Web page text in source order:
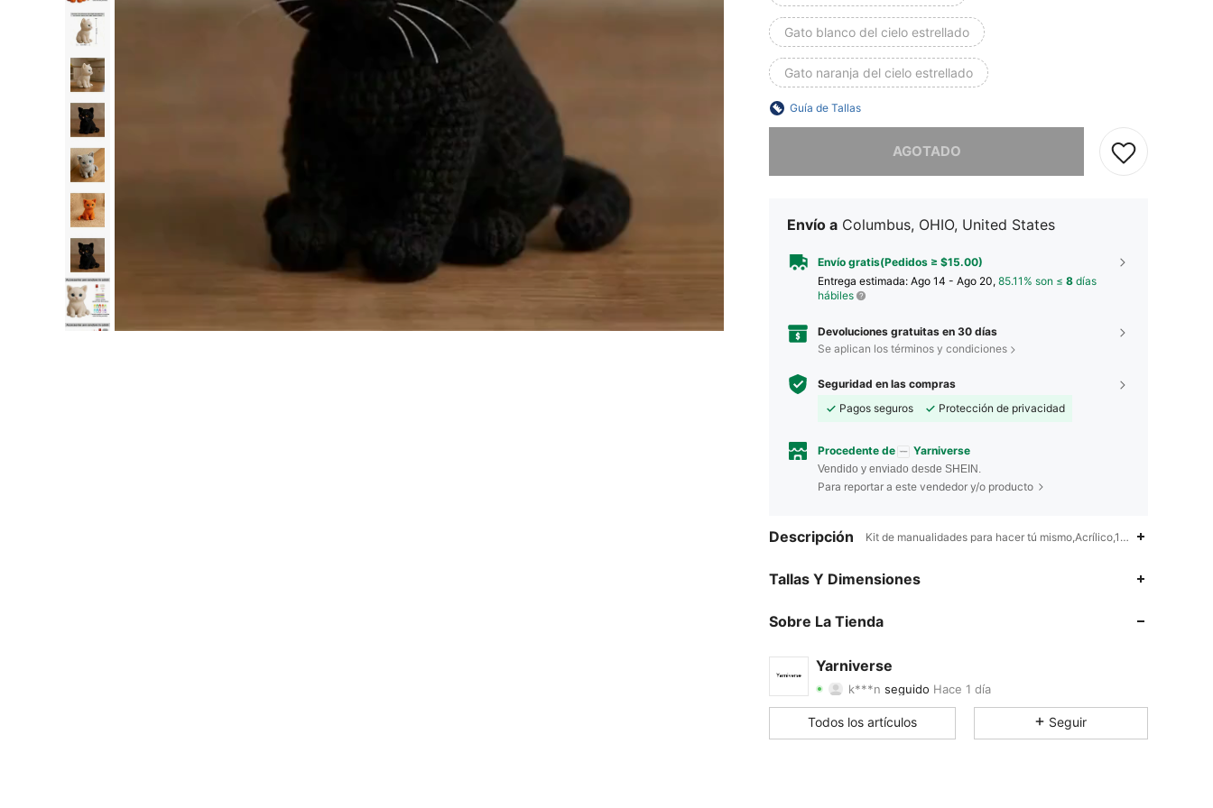
Gato blanco del cielo estrellado
Gato naranja del cielo estrellado
Guía de Tallas
AGOTADO
Envío a Columbus, OHIO, United States
Envío gratis(Pedidos ≥ $15.00)
Entrega estimada: Ago 14 - Ago 20, 85.11% son ≤ 8 días
hábiles
Devoluciones gratuitas en 30 días
Se aplican los términos y condiciones
Seguridad en las compras
Pagos seguros
Protección de privacidad
Procedente de Yarniverse
Vendido y enviado desde SHEIN.
Para reportar a este vendedor y/o producto
Descripción Kit de manualidades para hacer tú mismo,Acrílico,100% Acrílico
Tallas Y Dimensiones
Sobre La Tienda
Yarniverse
3.93
3.93
k***n seguido Hace 1 día
3.93 Calificación 24 Artículos
3.93 24 254
Todos los artículos Seguir